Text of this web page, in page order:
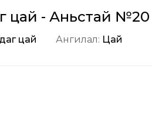
цай - Аньстай №20
цай Ангилал: Цай